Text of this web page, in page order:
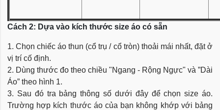
Cách 2: Dựa vào kích thước size áo có sẵn
1. Chọn chiếc áo thun (cổ trụ / cổ tròn) thoải mái nhất, đặt ở
vị trí cố định.
2. Dùng thước đo theo chiều "Ngang - Rộng Ngực" và ”Dài
Áo” theo hình 1.
3. Sau đó tra bảng thông số dưới đây để chọn size áo.
Trường hợp kích thước áo của bạn không khớp với bảng